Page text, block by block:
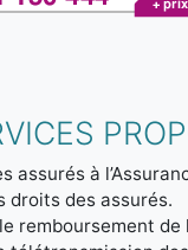
assurés à
droits des assurés.
remboursement